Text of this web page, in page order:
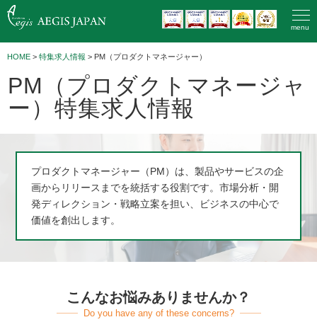
menu
HOME > 特集求人情報 > PM（プロダクトマネージャー）
PM（プロダクトマネージャ
ー）特集求人情報
プロダクトマネージャー（PM）は、製品やサービスの企
画からリリースまでを統括する役割です。市場分析・開
発ディレクション・戦略立案を担い、ビジネスの中心で
価値を創出します。
こんなお悩みありませんか？
Do you have any of these concerns?